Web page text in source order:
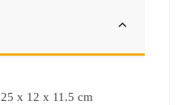
25 x 12 x 11.5 cm